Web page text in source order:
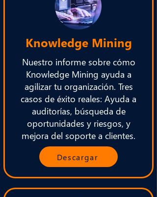
Knowledge Mining
Nuestro informe sobre cómo
Knowledge Mining ayuda a
agilizar tu organización. Tres
casos de éxito reales: Ayuda a
auditorías, búsqueda de
oportunidades y riesgos, y
mejora del soporte a clientes.
Descargar